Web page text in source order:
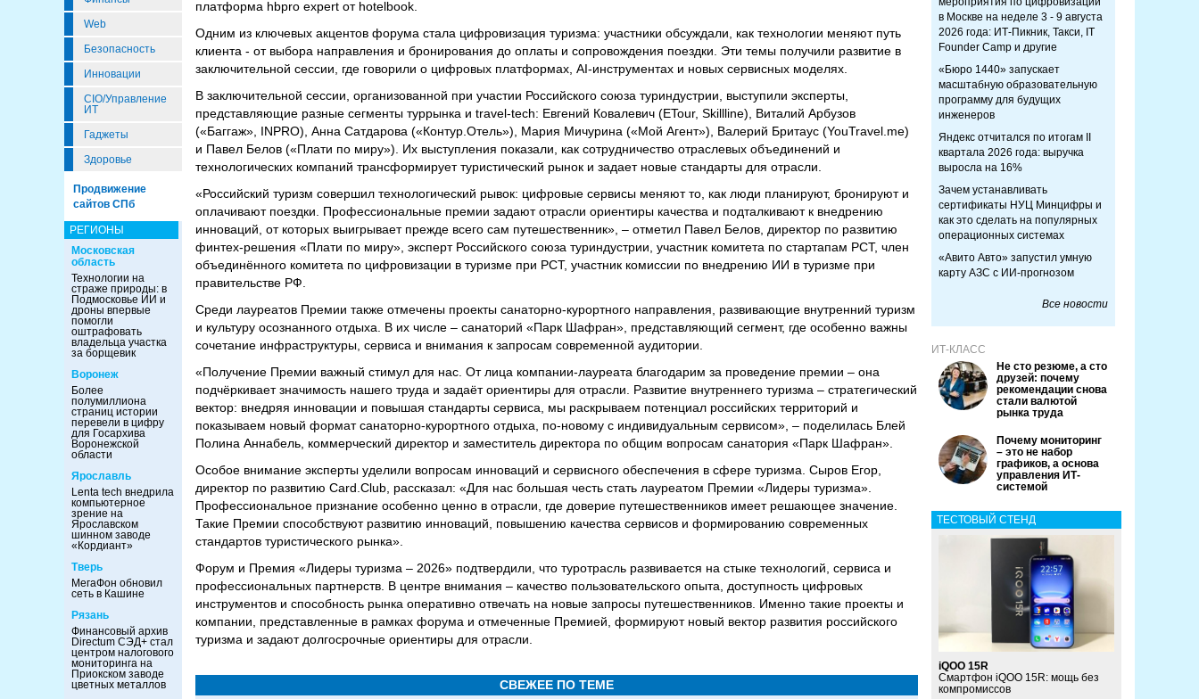
Web
Безопасность
Инновации
CIO/Управление
ИТ
Гаджеты
Здоровье
Продвижение
сайтов СПб
РЕГИОНЫ
Московская
область
Технологии на
страже природы: в
Подмосковье ИИ и
дроны впервые
помогли
оштрафовать
владельца участка
за борщевик
Воронеж
Более
полумиллиона
страниц истории
перевели в цифру
для Госархива
Воронежской
области
Ярославль
Lenta tech внедрила
компьютерное
зрение на
Ярославском
шинном заводе
«Кордиант»
Тверь
МегаФон обновил
сеть в Кашине
Рязань
Финансовый архив
Directum СЭД+ стал
центром налогового
мониторинга на
Приокском заводе
цветных металлов
платформа hbpro expert от hotelbook.
Одним из ключевых акцентов форума стала цифровизация туризма: участники обсуждали, как технологии меняют путь
клиента - от выбора направления и бронирования до оплаты и сопровождения поездки. Эти темы получили развитие в
заключительной сессии, где говорили о цифровых платформах, AI‑инструментах и новых сервисных моделях.
В заключительной сессии, организованной при участии Российского союза туриндустрии, выступили эксперты,
представляющие разные сегменты туррынка и travel‑tech: Евгений Ковалевич (ETour, Skillline), Виталий Арбузов
(«Баггаж», INPRO), Анна Сатдарова («Контур.Отель»), Мария Мичурина («Мой Агент»), Валерий Бритаус (YouTravel.me)
и Павел Белов («Плати по миру»). Их выступления показали, как сотрудничество отраслевых объединений и
технологических компаний трансформирует туристический рынок и задает новые стандарты для отрасли.
«Российский туризм совершил технологический рывок: цифровые сервисы меняют то, как люди планируют, бронируют и
оплачивают поездки. Профессиональные премии задают отрасли ориентиры качества и подталкивают к внедрению
инноваций, от которых выигрывает прежде всего сам путешественник», – отметил Павел Белов, директор по развитию
финтех-решения «Плати по миру», эксперт Российского союза туриндустрии, участник комитета по стартапам РСТ, член
объединённого комитета по цифровизации в туризме при РСТ, участник комиссии по внедрению ИИ в туризме при
правительстве РФ.
Среди лауреатов Премии также отмечены проекты санаторно‑курортного направления, развивающие внутренний туризм
и культуру осознанного отдыха. В их числе – санаторий «Парк Шафран», представляющий сегмент, где особенно важны
сочетание инфраструктуры, сервиса и внимания к запросам современной аудитории.
«Получение Премии важный стимул для нас. От лица компании-лауреата благодарим за проведение премии – она
подчёркивает значимость нашего труда и задаёт ориентиры для отрасли. Развитие внутреннего туризма – стратегический
вектор: внедряя инновации и повышая стандарты сервиса, мы раскрываем потенциал российских территорий и
показываем новый формат санаторно-курортного отдыха, по-новому с индивидуальным сервисом», – поделилась Блей
Полина Аннабель, коммерческий директор и заместитель директора по общим вопросам санатория «Парк Шафран».
Особое внимание эксперты уделили вопросам инноваций и сервисного обеспечения в сфере туризма. Сыров Егор,
директор по развитию Card.Club, рассказал: «Для нас большая честь стать лауреатом Премии «Лидеры туризма».
Профессиональное признание особенно ценно в отрасли, где доверие путешественников имеет решающее значение.
Такие Премии способствуют развитию инноваций, повышению качества сервисов и формированию современных
стандартов туристического рынка».
Форум и Премия «Лидеры туризма – 2026» подтвердили, что туротрасль развивается на стыке технологий, сервиса и
профессиональных партнерств. В центре внимания – качество пользовательского опыта, доступность цифровых
инструментов и способность рынка оперативно отвечать на новые запросы путешественников. Именно такие проекты и
компании, представленные в рамках форума и отмеченные Премией, формируют новый вектор развития российского
туризма и задают долгосрочные ориентиры для отрасли.
СВЕЖЕЕ ПО ТЕМЕ
в Москве на неделе 3 - 9 августа
2026 года: ИТ-Пикник, Такси, IT
Founder Camp и другие
«Бюро 1440» запускает
масштабную образовательную
программу для будущих
инженеров
Яндекс отчитался по итогам II
квартала 2026 года: выручка
выросла на 16%
Зачем устанавливать
сертификаты НУЦ Минцифры и
как это сделать на популярных
операционных системах
«Авито Авто» запустил умную
карту АЗС с ИИ-прогнозом
Все новости
ИТ-КЛАСС
Не сто резюме, а сто
друзей: почему
рекомендации снова
стали валютой
рынка труда
Почему мониторинг
– это не набор
графиков, а основа
управления ИТ-
системой
ТЕСТОВЫЙ СТЕНД
iQOO 15R
Смартфон iQOO 15R: мощь без
компромиссов